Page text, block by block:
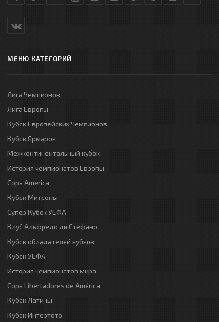
МЕНЮ КАТЕГОРИЙ
Лига Чемпионов
Лига Европы
Кубок Европейских Чемпионов
Кубок Ярмарок
Межконтинентальный кубок
История чемпионатов Европы
Copa America
Кубок Митропы
Супер Кубок УЕФА
Клуб Альфредо ди Стефано
Кубок обладателей кубков
Кубок УЕФА
История чемпионатов мира
Copa Libertadores de América
Кубок Латины
Кубок Интертото